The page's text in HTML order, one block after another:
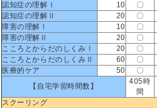
認知症の理解Ⅰ 10 〇
認知症の理解Ⅱ
20 〇
障害の理解Ⅰ
10 〇
障害の理解Ⅱ
20 〇
こころとからだのしくみⅠ
20 〇
こころとからだのしくみⅡ
60 〇
医療的ケア
50 〇
【自宅学習時間数】
405時
間
スクーリング